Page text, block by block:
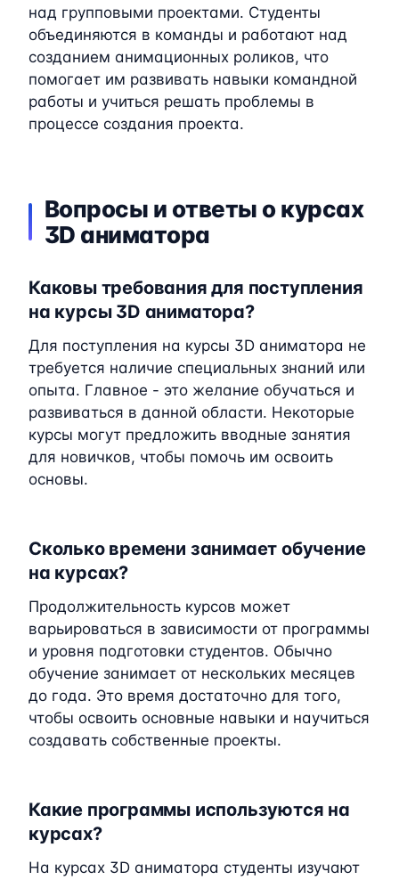
над групповыми проектами. Студенты
объединяются в команды и работают над
созданием анимационных роликов, что
помогает им развивать навыки командной
работы и учиться решать проблемы в
процессе создания проекта.
Вопросы и ответы о курсах
3D аниматора
Каковы требования для поступления
на курсы 3D аниматора?
Для поступления на курсы 3D аниматора не
требуется наличие специальных знаний или
опыта. Главное - это желание обучаться и
развиваться в данной области. Некоторые
курсы могут предложить вводные занятия
для новичков, чтобы помочь им освоить
основы.
Сколько времени занимает обучение
на курсах?
Продолжительность курсов может
варьироваться в зависимости от программы
и уровня подготовки студентов. Обычно
обучение занимает от нескольких месяцев
до года. Это время достаточно для того,
чтобы освоить основные навыки и научиться
создавать собственные проекты.
Какие программы используются на
курсах?
На курсах 3D аниматора студенты изучают